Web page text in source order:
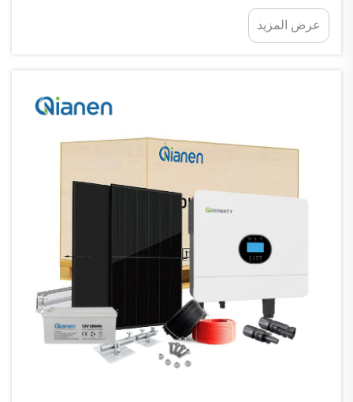
لتحقيق الاستقلال في مجال الطاقة المستدامة والازدهار
المالي. وإن قرار الانتقال إلى الطاقة الشمسية يتجاوز
بكثير الفوائد البيئية الفورية...
عرض المزيد